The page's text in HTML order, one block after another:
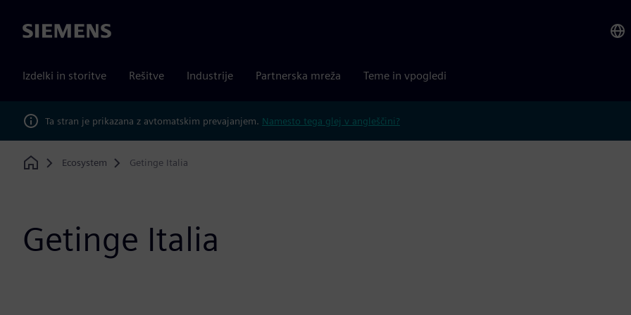
Siemens
Izdelki in storitve Rešitve Industrije Partnerska mreža Teme in vpogledi
Ta stran je prikazana z avtomatskim prevajanjem. Namesto tega glej v angleščini?
Home
Ecosystem Getinge Italia
Getinge Italia